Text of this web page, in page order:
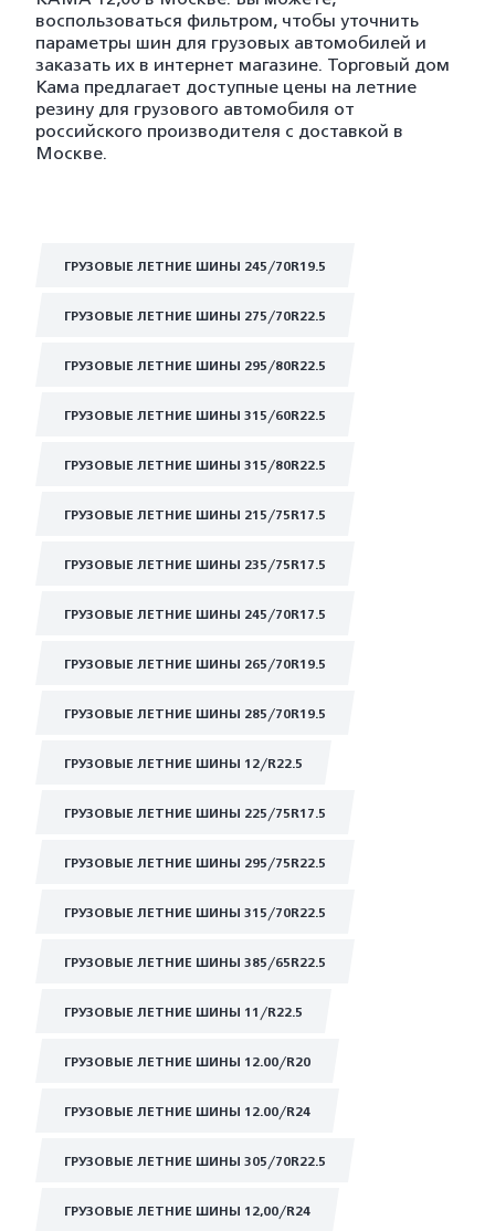
воспользоваться фильтром, чтобы уточнить
параметры шин для грузовых автомобилей и
заказать их в интернет магазине. Торговый дом
Кама предлагает доступные цены на летние
резину для грузового автомобиля от
российского производителя с доставкой в
Москве.
ГРУЗОВЫЕ ЛЕТНИЕ ШИНЫ 245/70R19.5
ГРУЗОВЫЕ ЛЕТНИЕ ШИНЫ 275/70R22.5
ГРУЗОВЫЕ ЛЕТНИЕ ШИНЫ 295/80R22.5
ГРУЗОВЫЕ ЛЕТНИЕ ШИНЫ 315/60R22.5
ГРУЗОВЫЕ ЛЕТНИЕ ШИНЫ 315/80R22.5
ГРУЗОВЫЕ ЛЕТНИЕ ШИНЫ 215/75R17.5
ГРУЗОВЫЕ ЛЕТНИЕ ШИНЫ 235/75R17.5
ГРУЗОВЫЕ ЛЕТНИЕ ШИНЫ 245/70R17.5
ГРУЗОВЫЕ ЛЕТНИЕ ШИНЫ 265/70R19.5
ГРУЗОВЫЕ ЛЕТНИЕ ШИНЫ 285/70R19.5
ГРУЗОВЫЕ ЛЕТНИЕ ШИНЫ 12/R22.5
ГРУЗОВЫЕ ЛЕТНИЕ ШИНЫ 225/75R17.5
ГРУЗОВЫЕ ЛЕТНИЕ ШИНЫ 295/75R22.5
ГРУЗОВЫЕ ЛЕТНИЕ ШИНЫ 315/70R22.5
ГРУЗОВЫЕ ЛЕТНИЕ ШИНЫ 385/65R22.5
ГРУЗОВЫЕ ЛЕТНИЕ ШИНЫ 11/R22.5
ГРУЗОВЫЕ ЛЕТНИЕ ШИНЫ 12.00/R20
ГРУЗОВЫЕ ЛЕТНИЕ ШИНЫ 12.00/R24
ГРУЗОВЫЕ ЛЕТНИЕ ШИНЫ 305/70R22.5
ГРУЗОВЫЕ ЛЕТНИЕ ШИНЫ 12,00/R24